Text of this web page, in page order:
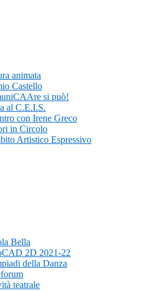
animata
Castello
si può!
al C.E.I.S.
con Irene Greco
in Circolo
Artistico Espressivo
Bella
2D 2021-22
della Danza
teatrale